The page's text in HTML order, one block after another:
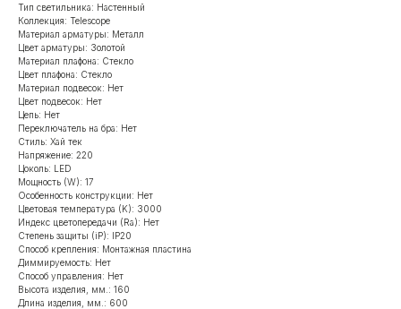
Тип светильника: Настенный
Коллекция: Telescope
Материал арматуры: Металл
Цвет арматуры: Золотой
Материал плафона: Стекло
Цвет плафона: Стекло
Материал подвесок: Нет
Цвет подвесок: Нет
Цепь: Нет
Переключатель на бра: Нет
Стиль: Хай тек
Напряжение: 220
Цоколь: LED
Мощность (W): 17
Особенность конструкции: Нет
Цветовая температура (K): 3000
Индекс цветопередачи (Ra): Нет
Степень защиты (iP): IP20
Способ крепления: Монтажная пластина
Диммируемость: Нет
Способ управления: Нет
Высота изделия, мм.: 160
Длина изделия, мм.: 600